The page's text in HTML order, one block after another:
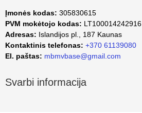
Įmonės kodas: 305830615
PVM mokėtojo kodas: LT100014242916
Adresas: Islandijos pl., 187 Kaunas
Kontaktinis telefonas: +370 61139080
El. paštas: mbmvbase@gmail.com
Svarbi informacija